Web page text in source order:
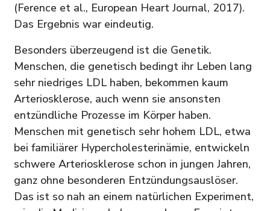
(Ference et al., European Heart Journal, 2017).
Das Ergebnis war eindeutig.
Besonders überzeugend ist die Genetik.
Menschen, die genetisch bedingt ihr Leben lang
sehr niedriges LDL haben, bekommen kaum
Arteriosklerose, auch wenn sie ansonsten
entzündliche Prozesse im Körper haben.
Menschen mit genetisch sehr hohem LDL, etwa
bei familiärer Hypercholesterinämie, entwickeln
schwere Arteriosklerose schon in jungen Jahren,
ganz ohne besonderen Entzündungsauslöser.
Das ist so nah an einem natürlichen Experiment,